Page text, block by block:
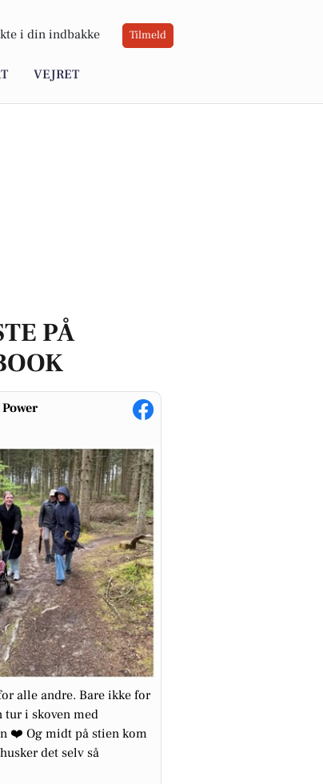
i din indbakke Tilmeld
VEJRET
PÅ
alle andre. Bare ikke for
tur i skoven med
❤️ Og midt på stien kom
det selv så